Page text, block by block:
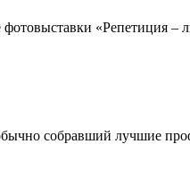
«Репетиция –
собравший лучшие